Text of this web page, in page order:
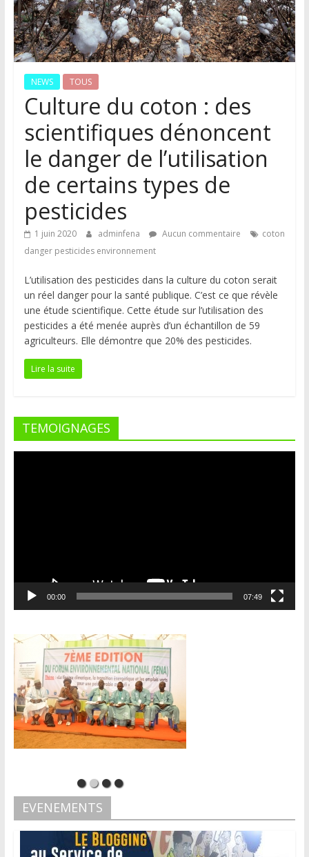
NEWS TOUS
Culture du coton : des
scientifiques dénoncent
le danger de l’utilisation
de certains types de
pesticides
1 juin 2020 adminfena Aucun commentaire
coton
danger pesticides environnement
L’utilisation des pesticides dans la culture du coton serait
un réel danger pour la santé publique. C’est ce que révèle
une étude scientifique. Cette étude sur l’utilisation des
pesticides a été menée auprès d’un échantillon de 59
agriculteurs. Elle démontre que 20% des pesticides.
Lire la suite
TEMOIGNAGES
00:00 07:49
EVENEMENTS